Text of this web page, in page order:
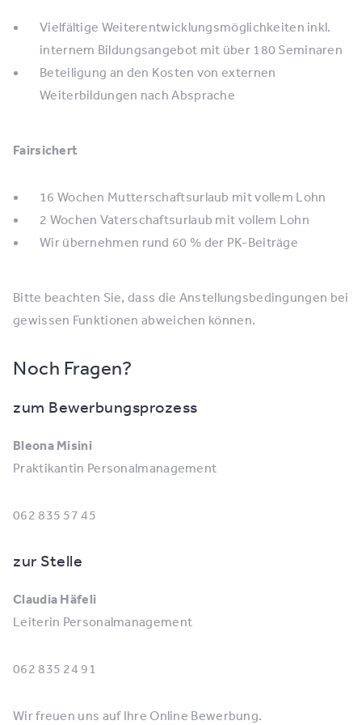
Vielfältige Weiterentwicklungsmöglichkeiten inkl.
internem Bildungsangebot mit über 180 Seminaren
Beteiligung an den Kosten von externen
Weiterbildungen nach Absprache
Fairsichert
16 Wochen Mutterschaftsurlaub mit vollem Lohn
2 Wochen Vaterschaftsurlaub mit vollem Lohn
Wir übernehmen rund 60 % der PK-Beiträge
Bitte beachten Sie, dass die Anstellungsbedingungen bei
gewissen Funktionen abweichen können.
Noch Fragen?
zum Bewerbungsprozess
Bleona Misini
Praktikantin Personalmanagement
062 835 57 45
zur Stelle
Claudia Häfeli
Leiterin Personalmanagement
062 835 24 91
Wir freuen uns auf Ihre Online Bewerbung.